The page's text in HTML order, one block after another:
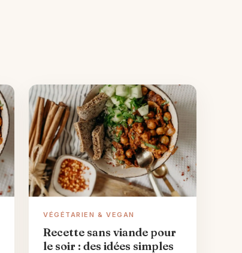
VÉGÉTARIEN & VEGAN
Recette sans viande pour
le soir : des idées simples